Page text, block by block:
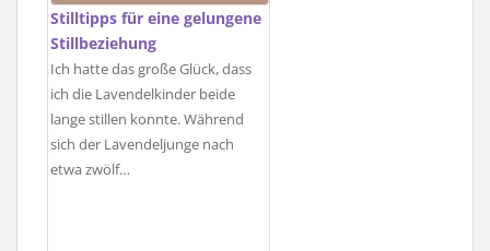
Stilltipps für eine gelungene
Stillbeziehung
Ich hatte das große Glück, dass
ich die Lavendelkinder beide
lange stillen konnte. Während
sich der Lavendeljunge nach
etwa zwölf…